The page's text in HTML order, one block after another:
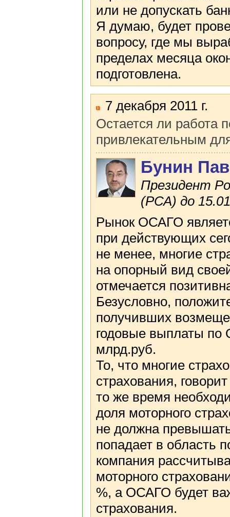
или не допускать
Я думаю, будет
вопросу, где мы
пределах месяца
подготовлена.
7 декабря 2011 г.
Остается ли работа
привлекательным
Бунин
Президент
(РСА) до
Рынок ОСАГО
при действующих
не менее, многие
на опорный вид
отмечается
Безусловно,
получивших
годовые выплаты по
млрд.руб.
То, что многие
страхования,
то же время
доля моторного
не должна
попадает в область
компания
моторного
%, а ОСАГО будет
страхования.